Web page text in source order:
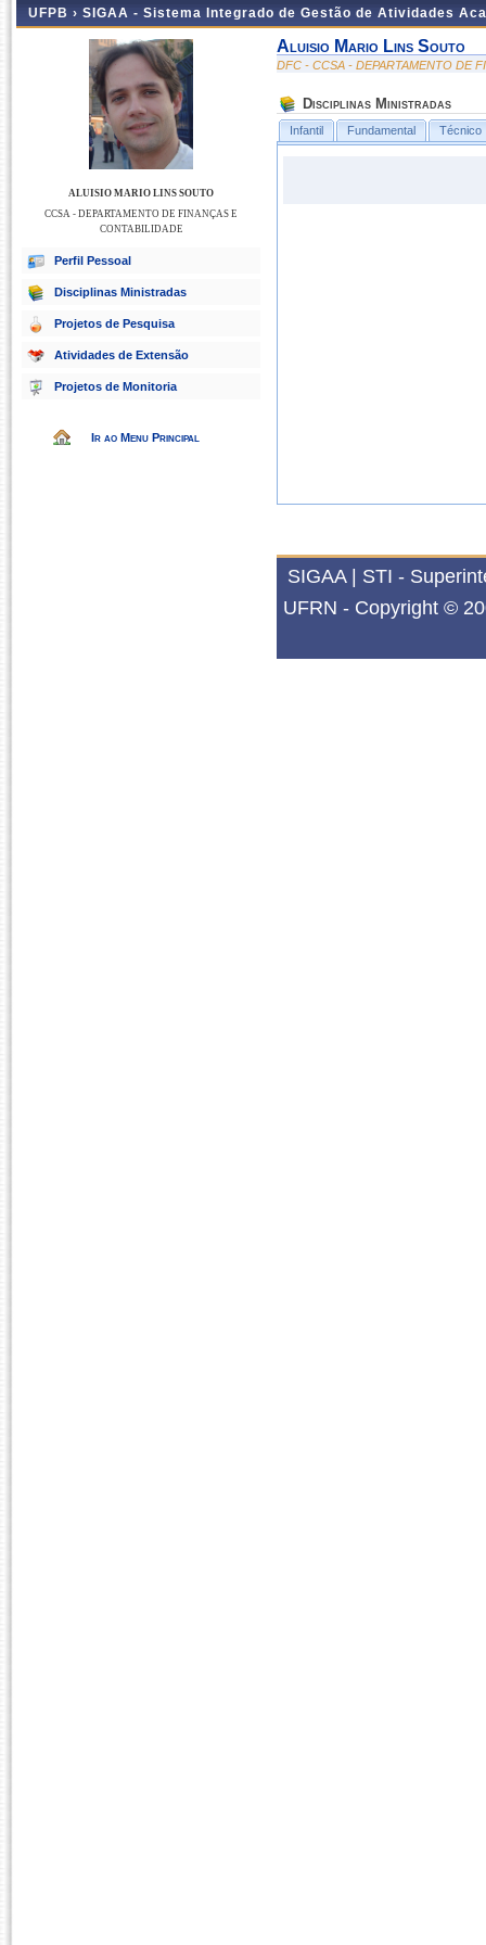
UFPB › SIGAA - Sistema Integrado de Gestão de Atividades
ALUISIO MARIO LINS SOUTO
CCSA - DEPARTAMENTO DE FINANÇAS E
CONTABILIDADE
Perfil Pessoal
Disciplinas Ministradas
Projetos de Pesquisa
Atividades de Extensão
Projetos de Monitoria
Ir ao Menu Principal
Aluisio Mario Lins Souto
DFC - CCSA - DEPARTAMENTO DE
Disciplinas Ministradas
Infantil Fundamental Técnico
SIGAA | STI -
UFRN - Copyright ©